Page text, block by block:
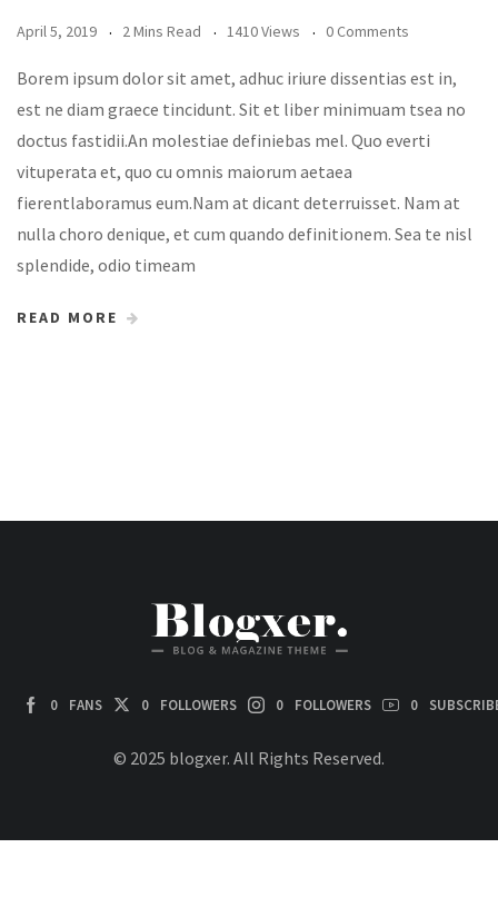
April 5, 2019 2 Mins Read 1410 Views 0 Comments
Borem ipsum dolor sit amet, adhuc iriure dissentias est in,
est ne diam graece tincidunt. Sit et liber minimuam tsea no
doctus fastidii.An molestiae definiebas mel. Quo everti
vituperata et, quo cu omnis maiorum aetaea
fierentlaboramus eum.Nam at dicant deterruisset. Nam at
nulla choro denique, et cum quando definitionem. Sea te nisl
splendide, odio timeam
READ MORE
0 FANS 0 FOLLOWERS 0 FOLLOWERS 0
© 2025 blogxer. All Rights Reserved.